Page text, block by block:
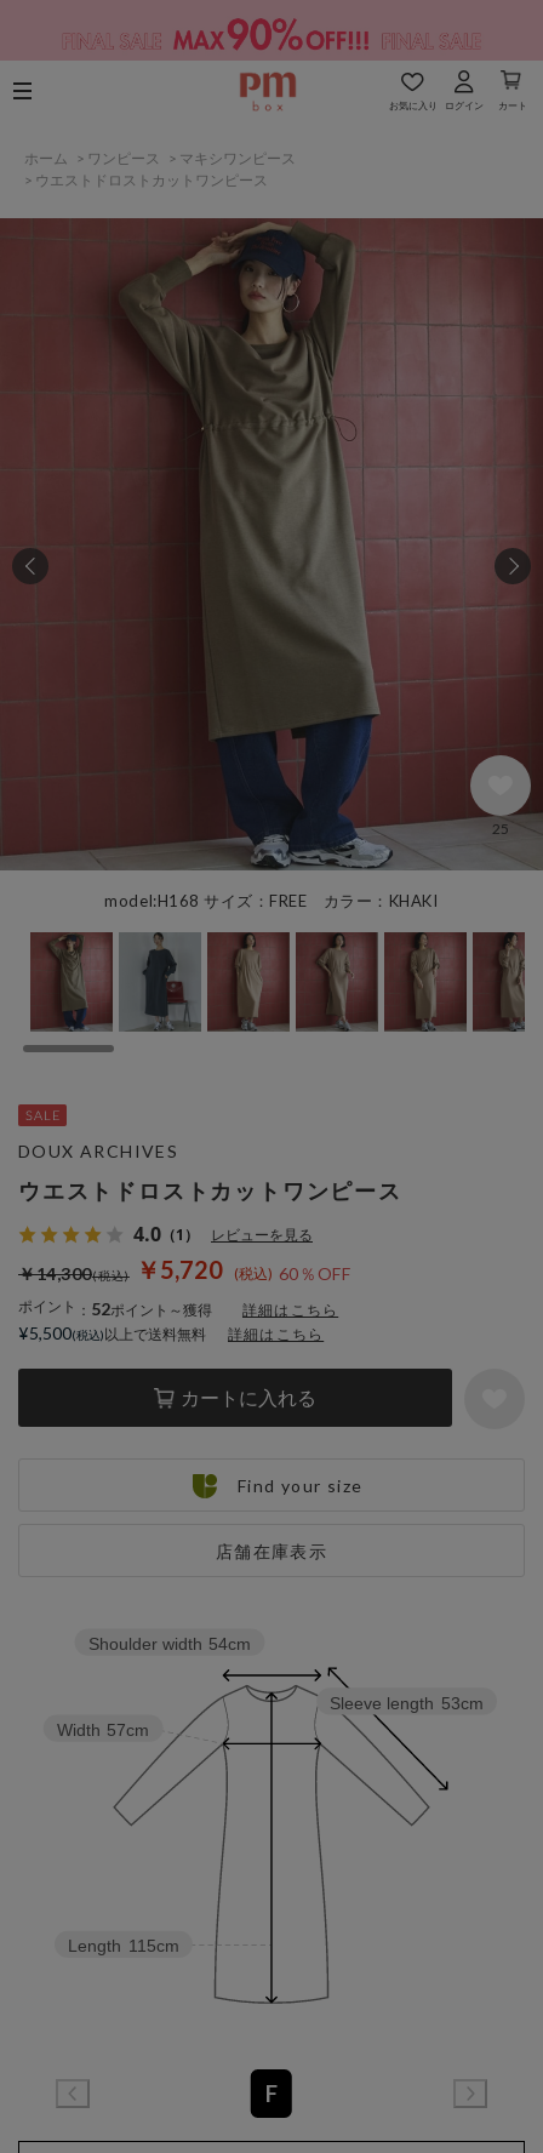
お気に入り ログイン カート
ホーム > ワンピース > マキシワンピース
> ウエストドロストカットワンピース
model:H168 サイズ：FREE カラー：KHAKI
25
ウエストドロストカットワンピース
4.0 （1） レビューを見る
￥5,720 60％OFF
￥14,300
ポイント ： 52ポイント～獲得 詳細はこちら
カートに入れる
店舗在庫表示
DOUX ARCHIVES
¥5,500 以上で送料無料 詳細はこちら
Find your size
Sleeve length 53cm
Length 115cm
Width 57cm
Shoulder width 54cm
F